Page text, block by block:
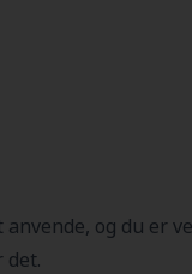
og du er
det.